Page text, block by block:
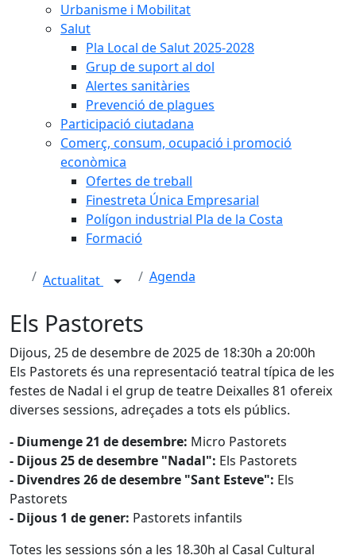
Urbanisme i Mobilitat
Salut
Pla Local de Salut 2025-2028
Grup de suport al dol
Alertes sanitàries
Prevenció de plagues
Participació ciutadana
Comerç, consum, ocupació i promoció
econòmica
Ofertes de treball
Finestreta Única Empresarial
Polígon industrial Pla de la Costa
Formació
Actualitat Agenda
Els Pastorets
Dijous, 25 de desembre de 2025 de 18:30h a 20:00h
Els Pastorets és una representació teatral típica de les
festes de Nadal i el grup de teatre Deixalles 81 ofereix
diverses sessions, adreçades a tots els públics.
- Diumenge 21 de desembre: Micro Pastorets
- Dijous 25 de desembre "Nadal": Els Pastorets
- Divendres 26 de desembre "Sant Esteve": Els
Pastorets
- Dijous 1 de gener: Pastorets infantils
Totes les sessions són a les 18.30h al Casal Cultural